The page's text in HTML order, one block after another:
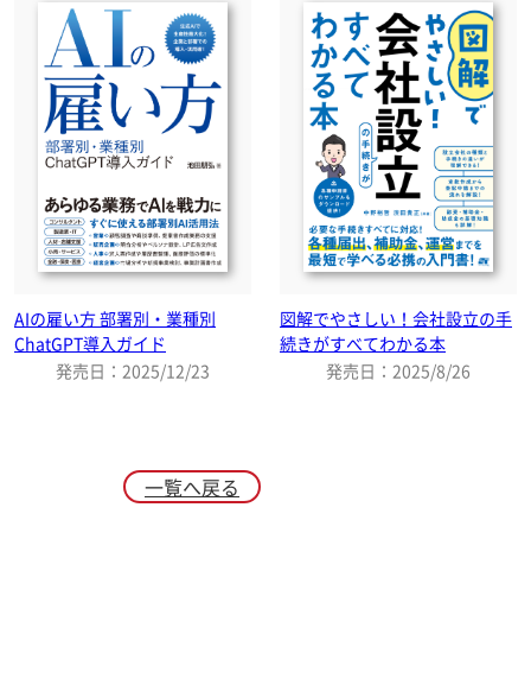
AIの雇い方 部署別・業種別
ChatGPT導入ガイド
発売日：2025/12/23
図解でやさしい！会社設立の手
続きがすべてわかる本
発売日：2025/8/26
一覧へ戻る